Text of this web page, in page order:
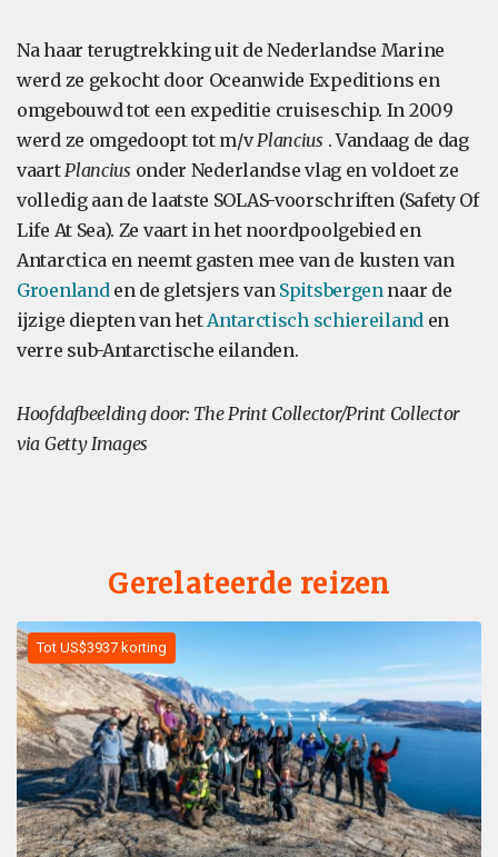
Na haar terugtrekking uit de Nederlandse Marine
werd ze gekocht door Oceanwide Expeditions en
omgebouwd tot een expeditie cruiseschip. In 2009
werd ze omgedoopt tot m/vPlancius . Vandaag de dag
vaartPlancius onder Nederlandse vlag en voldoet ze
volledig aan de laatste SOLAS-voorschriften (Safety Of
Life At Sea). Ze vaart in het noordpoolgebied en
Antarctica en neemt gasten mee van de kusten van
Groenlanden de gletsjers van Spitsbergennaar de
ijzige diepten van hetAntarctisch schiereilanden
verre sub-Antarctische eilanden.
Hoofdafbeelding door: The Print Collector/Print Collector
via Getty Images
Gerelateerde reizen
Tot US$3937 korting